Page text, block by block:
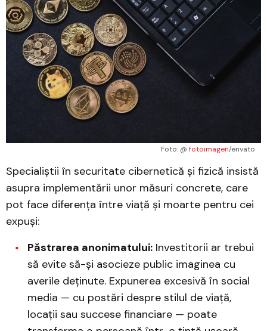
Foto: @ fotoimagen/envato
Specialiștii în securitate cibernetică și fizică insistă
asupra implementării unor măsuri concrete, care
pot face diferența între viață și moarte pentru cei
expuși:
Păstrarea anonimatului: Investitorii ar trebui
să evite să-și asocieze public imaginea cu
averile deținute. Expunerea excesivă în social
media — cu postări despre stilul de viață,
locații sau succese financiare — poate